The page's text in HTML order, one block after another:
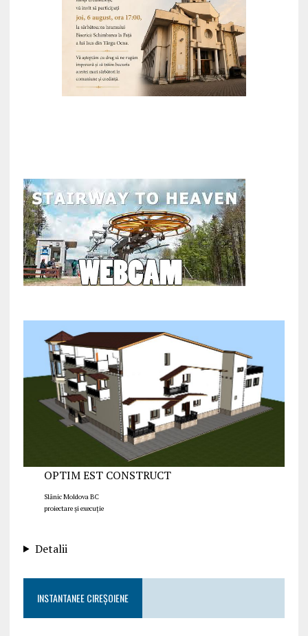
OPTIM EST CONSTRUCT
Slănic Moldova BC
proiectare și execuție
Detalii
INSTANTANEE CIREȘOIENE